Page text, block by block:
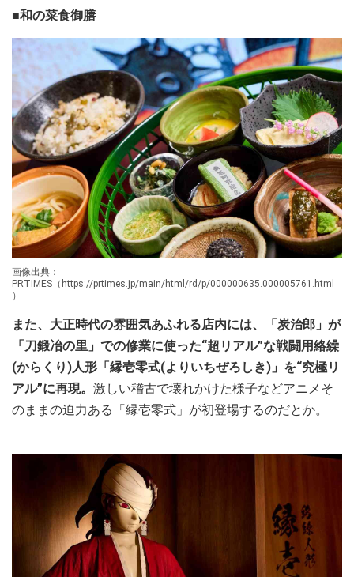
■和の菜食御膳
画像出典：
PRTIMES（https://prtimes.jp/main/html/rd/p/000000635.000005761.html
）
また、大正時代の雰囲気あふれる店内には、「炭治郎」が
「刀鍛冶の里」での修業に使った“超リアル”な戦闘用絡繰
(からくり)人形「縁壱零式(よりいちぜろしき)」を“究極リ
アル”に再現。 激しい稽古で壊れかけた様子などアニメそ
のままの迫力ある「縁壱零式」が初登場するのだとか。